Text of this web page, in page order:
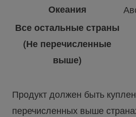
Океания
Все остальные страны
(Не перечисленные
выше)
Продукт должен быть
перечисленных выше